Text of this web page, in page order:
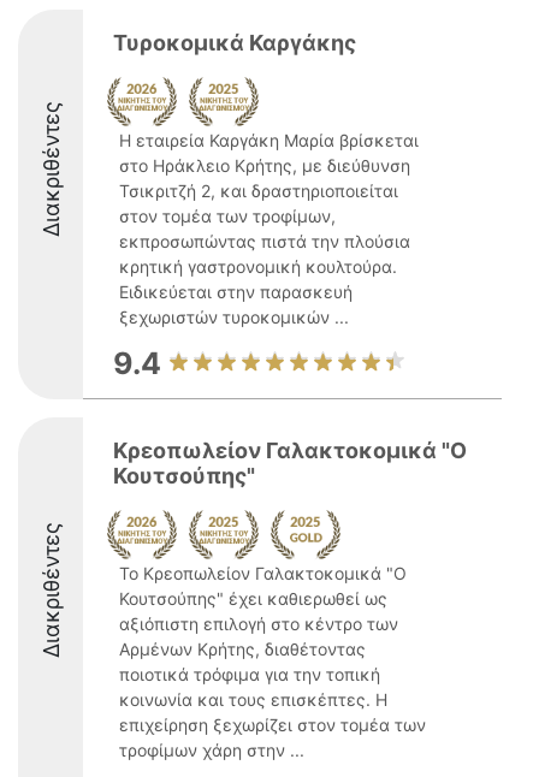
Διακριθέντες
Τυροκομικά Καργάκης
Η εταιρεία Καργάκη Μαρία βρίσκεται
στο Ηράκλειο Κρήτης, με διεύθυνση
Τσικριτζή 2, και δραστηριοποιείται
στον τομέα των τροφίμων,
εκπροσωπώντας πιστά την πλούσια
κρητική γαστρονομική κουλτούρα.
Ειδικεύεται στην παρασκευή
ξεχωριστών τυροκομικών ...
9.4
Διακριθέντες
Κρεοπωλείον Γαλακτοκομικά "Ο
Κουτσούπης"
Το Κρεοπωλείον Γαλακτοκομικά "Ο
Κουτσούπης" έχει καθιερωθεί ως
αξιόπιστη επιλογή στο κέντρο των
Αρμένων Κρήτης, διαθέτοντας
ποιοτικά τρόφιμα για την τοπική
κοινωνία και τους επισκέπτες. Η
επιχείρηση ξεχωρίζει στον τομέα των
τροφίμων χάρη στην ...